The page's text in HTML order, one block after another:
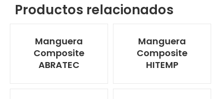
Productos relacionados
Manguera
Composite
ABRATEC
Manguera
Composite
HITEMP